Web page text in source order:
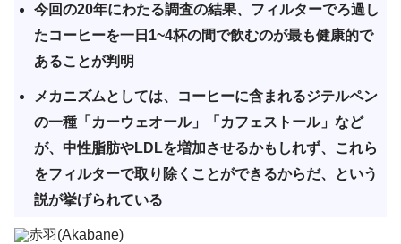
今回の20年にわたる調査の結果、フィルターでろ過し
たコーヒーを一日1~4杯の間で飲むのが最も健康的で
あることが判明
メカニズムとしては、コーヒーに含まれるジテルペン
の一種「カーウェオール」「カフェストール」など
が、中性脂肪やLDLを増加させるかもしれず、これら
をフィルターで取り除くことができるからだ、という
説が挙げられている
赤羽(Akabane)